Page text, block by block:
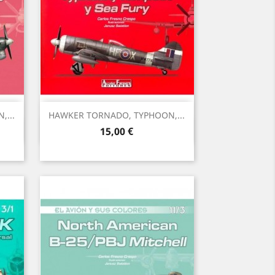
HAWKER TORNADO, TYPHOON,...
Preu
15,00 €
Vista ràpida